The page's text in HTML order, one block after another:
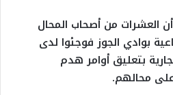
العشرات من أصحاب المحال
بوادي الجوز فوجئوا لدى
بتعليق أوامر هدم
محالهم.